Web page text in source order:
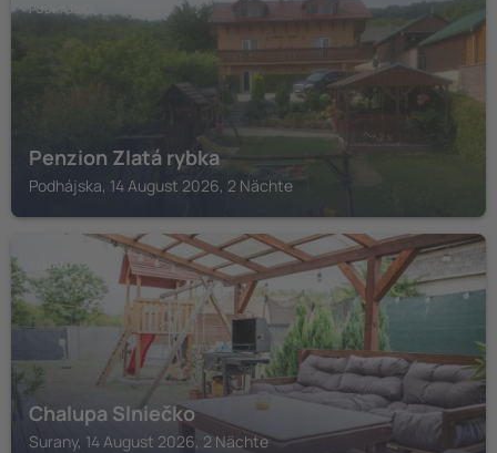
PODHÁJSKA
Penzion Zlatá rybka
Podhájska, 14 August 2026, 2 Nächte
SURANY
Chalupa Slniečko
Surany, 14 August 2026, 2 Nächte